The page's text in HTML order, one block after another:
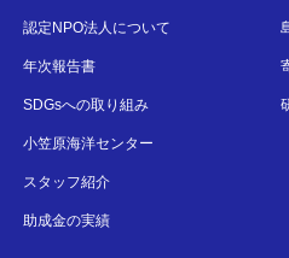
認定NPO法人について
年次報告書
SDGsへの取り組み
小笠原海洋センター
スタッフ紹介
助成金の実績